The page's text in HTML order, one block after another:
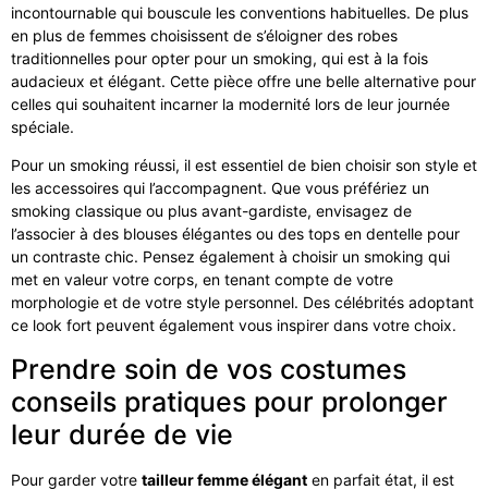
incontournable qui bouscule les conventions habituelles. De plus
en plus de femmes choisissent de s’éloigner des robes
traditionnelles pour opter pour un smoking, qui est à la fois
audacieux et élégant. Cette pièce offre une belle alternative pour
celles qui souhaitent incarner la modernité lors de leur journée
spéciale.
Pour un smoking réussi, il est essentiel de bien choisir son style et
les accessoires qui l’accompagnent. Que vous préfériez un
smoking classique ou plus avant-gardiste, envisagez de
l’associer à des blouses élégantes ou des tops en dentelle pour
un contraste chic. Pensez également à choisir un smoking qui
met en valeur votre corps, en tenant compte de votre
morphologie et de votre style personnel. Des célébrités adoptant
ce look fort peuvent également vous inspirer dans votre choix.
Prendre soin de vos costumes
conseils pratiques pour prolonger
leur durée de vie
Pour garder votre tailleur femme élégant en parfait état, il est